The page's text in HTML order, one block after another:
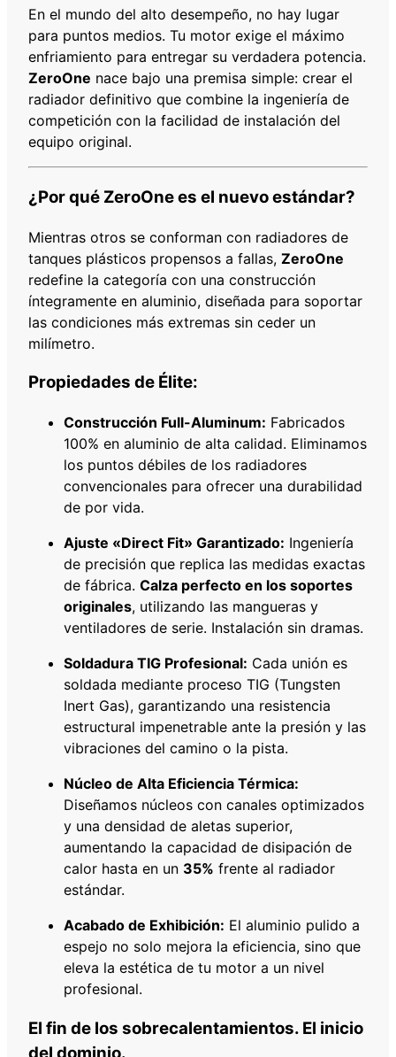
A
C
O
R
O
L
L
1
0
0
2
-
0
8
4
2
En el mundo del alto desempeño, no hay lugar
para puntos medios. Tu motor exige el máximo
enfriamiento para entregar su verdadera potencia.
ZeroOne nace bajo una premisa simple: crear el
radiador definitivo que combine la ingeniería de
competición con la facilidad de instalación del
equipo original.
¿Por qué ZeroOne es el nuevo estándar?
Mientras otros se conforman con radiadores de
tanques plásticos propensos a fallas, ZeroOne
redefine la categoría con una construcción
íntegramente en aluminio, diseñada para soportar
las condiciones más extremas sin ceder un
milímetro.
Propiedades de Élite:
Construcción Full-Aluminum: Fabricados
100% en aluminio de alta calidad. Eliminamos
los puntos débiles de los radiadores
convencionales para ofrecer una durabilidad
de por vida.
Ajuste «Direct Fit» Garantizado: Ingeniería
de precisión que replica las medidas exactas
de fábrica. Calza perfecto en los soportes
originales, utilizando las mangueras y
ventiladores de serie. Instalación sin dramas.
Soldadura TIG Profesional: Cada unión es
soldada mediante proceso TIG (Tungsten
Inert Gas), garantizando una resistencia
estructural impenetrable ante la presión y las
vibraciones del camino o la pista.
Núcleo de Alta Eficiencia Térmica:
Diseñamos núcleos con canales optimizados
y una densidad de aletas superior,
aumentando la capacidad de disipación de
calor hasta en un 35% frente al radiador
estándar.
Acabado de Exhibición: El aluminio pulido a
espejo no solo mejora la eficiencia, sino que
eleva la estética de tu motor a un nivel
profesional.
El fin de los sobrecalentamientos. El inicio
del dominio.